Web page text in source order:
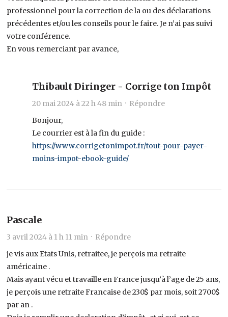
professionnel pour la correction de la ou des déclarations
précédentes et/ou les conseils pour le faire. Je n’ai pas suivi
votre conférence.
En vous remerciant par avance,
Thibault Diringer - Corrige ton Impôt
20 mai 2024 à 22 h 48 min · Répondre
Bonjour,
Le courrier est à la fin du guide :
https://www.corrigetonimpot.fr/tout-pour-payer-
moins-impot-ebook-guide/
Pascale
3 avril 2024 à 1 h 11 min · Répondre
je vis aux Etats Unis, retraitee, je perçois ma retraite
américaine .
Mais ayant vécu et travaille en France jusqu’à l’age de 25 ans,
je perçois une retraite Francaise de 230$ par mois, soit 2700$
par an .